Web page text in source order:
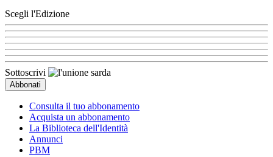
Scegli l'Edizione
Sottoscrivi
Consulta il tuo abbonamento
Acquista un abbonamento
La Biblioteca dell'Identità
Annunci
PBM